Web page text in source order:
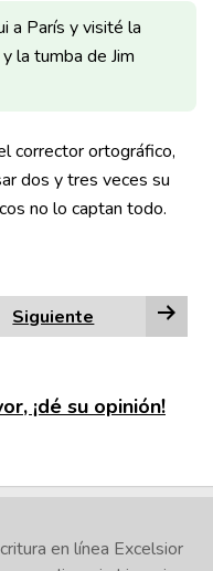
a París y visité la
la tumba de Jim
corrector ortográfico,
dos y tres veces su
no lo captan todo.
Siguiente
¡dé su opinión!
en línea Excelsior